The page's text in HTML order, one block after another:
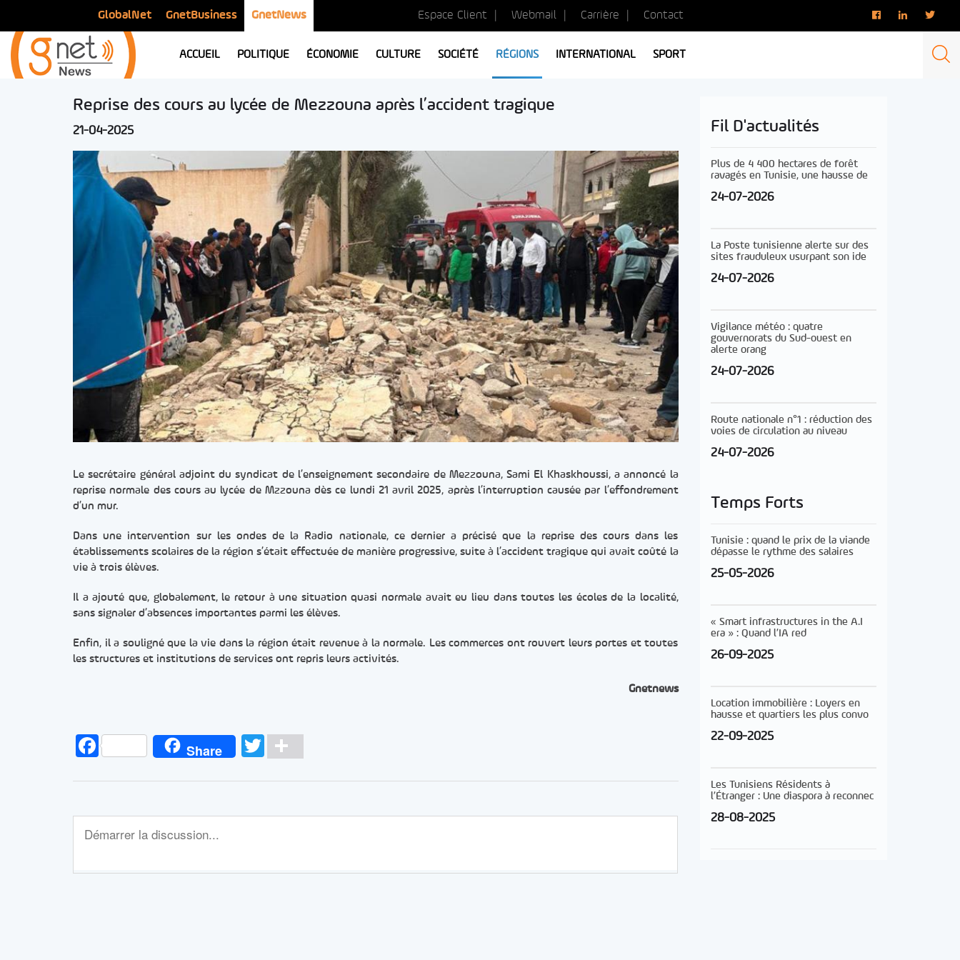
GlobalNet GnetBusiness GnetNews Espace Client Webmail Carrière Contact
ACCUEIL POLITIQUE ÉCONOMIE CULTURE SOCIÉTÉ RÉGIONS INTERNATIONAL SPORT
Reprise des cours au lycée de Mezzouna après l’accident tragique
21-04-2025
Le secrétaire général adjoint du syndicat de l’enseignement secondaire de Mezzouna, Sami El Khaskhoussi, a annoncé la
reprise normale des cours au lycée de Mzzouna dès ce lundi 21 avril 2025, après l’interruption causée par l’effondrement
d’un mur.
Dans une intervention sur les ondes de la Radio nationale, ce dernier a précisé que la reprise des cours dans les
établissements scolaires de la région s’était effectuée de manière progressive, suite à l’accident tragique qui avait coûté la
vie à trois élèves.
Il a ajouté que, globalement, le retour à une situation quasi normale avait eu lieu dans toutes les écoles de la localité,
sans signaler d’absences importantes parmi les élèves.
Enfin, il a souligné que la vie dans la région était revenue à la normale. Les commerces ont rouvert leurs portes et toutes
les structures et institutions de services ont repris leurs activités.
Gnetnews
FacebookShare TwitterPartager
Fil D'actualités
Plus de 4 400 hectares de forêt
ravagés en Tunisie, une hausse de
24-07-2026
La Poste tunisienne alerte sur des
sites frauduleux usurpant son ide
24-07-2026
Vigilance météo : quatre
gouvernorats du Sud-ouest en
alerte orang
24-07-2026
Route nationale n°1 : réduction des
voies de circulation au niveau
24-07-2026
Temps Forts
Tunisie : quand le prix de la viande
dépasse le rythme des salaires
25-05-2026
« Smart infrastructures in the A.I
era » : Quand l’IA red
26-09-2025
Location immobilière : Loyers en
hausse et quartiers les plus convo
22-09-2025
Les Tunisiens Résidents à
l’Étranger : Une diaspora à reconnec
28-08-2025